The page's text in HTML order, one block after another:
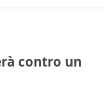
contro un